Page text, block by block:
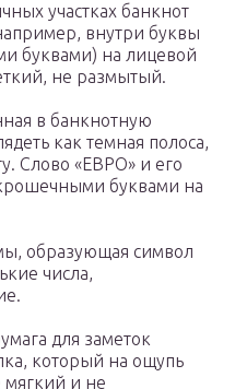
участках банкнот
внутри буквы
буквами) на лицевой
не размытый.
в банкнотную
как темная полоса,
Слово «ЕВРО» и его
буквами на
образующая символ
числа,
для заметок
который на ощупь
и не